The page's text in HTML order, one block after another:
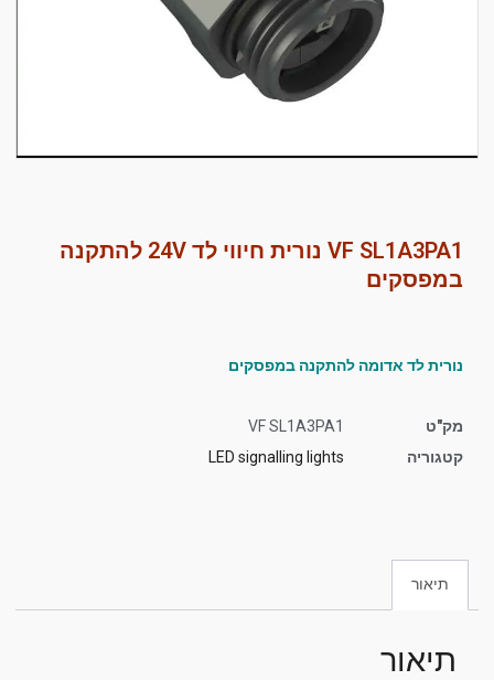
סמן קישורים
לאפס
את
כל
cached
VF SL1A3PA1 נורית חיווי לד 24V להתקנה
במפסקים
נורית לד אדומה להתקנה במפסקים
מק"ט
VF SL1A3PA1
קטגוריה
LED signalling lights
תיאור
תיאור